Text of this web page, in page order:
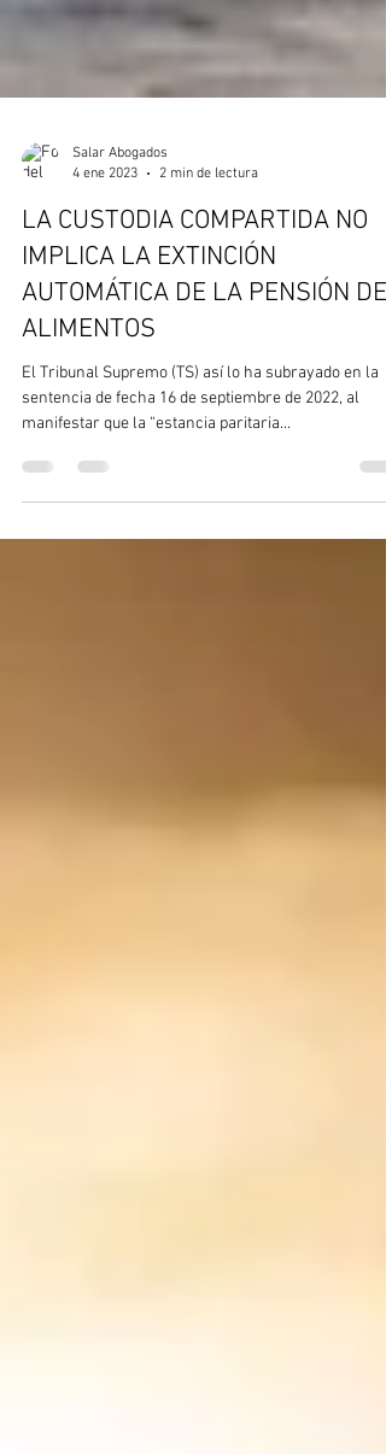
Salar Abogados
2 min de lectura
LA CUSTODIA COMPARTIDA NO
IMPLICA LA EXTINCIÓN
AUTOMÁTICA DE LA PENSIÓN DE
ALIMENTOS
El Tribunal Supremo (TS) así lo ha subrayado en la
sentencia de fecha 16 de septiembre de 2022, al